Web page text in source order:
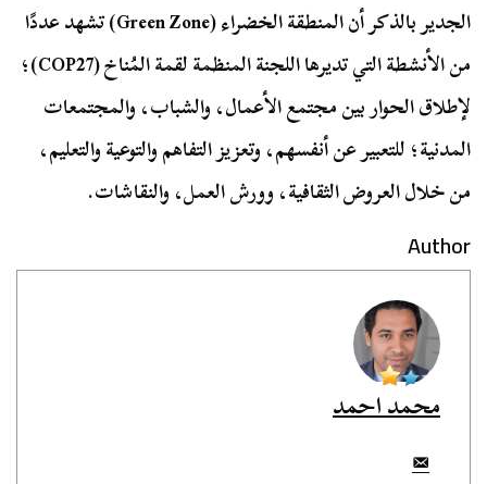
الجدير بالذكر أن المنطقة الخضراء (Green Zone) تشهد عددًا
من الأنشطة التي تديرها اللجنة المنظمة لقمة المُناخ (COP27)؛
لإطلاق الحوار بين مجتمع الأعمال، والشباب، والمجتمعات
المدنية؛ للتعبير عن أنفسهم، وتعزيز التفاهم والتوعية والتعليم،
من خلال العروض الثقافية، وورش العمل، والنقاشات.
Author
محمد احمد